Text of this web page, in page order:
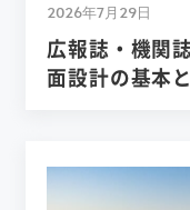
2026年7月29日
広報誌・機関
面設計の基本